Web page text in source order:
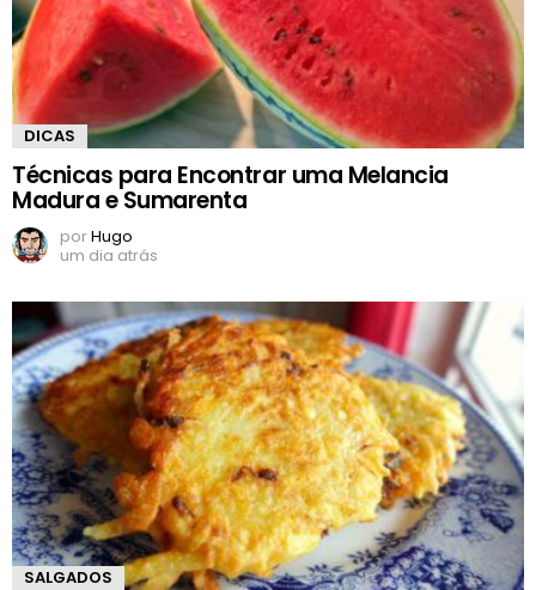
DICAS
Técnicas para Encontrar uma Melancia
Madura e Sumarenta
porHugo
um dia atrás
SALGADOS